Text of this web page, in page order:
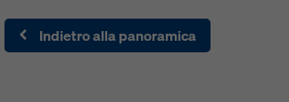
Indietro alla panoramica